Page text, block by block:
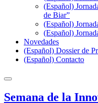
(Español)
de Biar”
(Español)
(Español)
Novedades
(Español) Dossier de
(Español) Contacto
Semana de la